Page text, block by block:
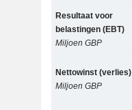
Resultaat voor
belastingen (EBT)
Miljoen GBP
Nettowinst (verlies)
Miljoen GBP